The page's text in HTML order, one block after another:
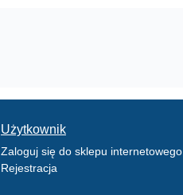
Użytkownik
Zaloguj się do sklepu internetowego
Rejestracja